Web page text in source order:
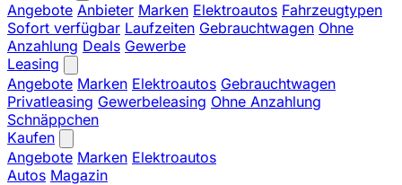
Angebote Anbieter Marken Elektroautos Fahrzeugtypen
Sofort verfügbar Laufzeiten Gebrauchtwagen Ohne
Anzahlung Deals Gewerbe
Leasing
Angebote Marken Elektroautos Gebrauchtwagen
Privatleasing Gewerbeleasing Ohne Anzahlung
Schnäppchen
Kaufen
Angebote Marken Elektroautos
Autos Magazin